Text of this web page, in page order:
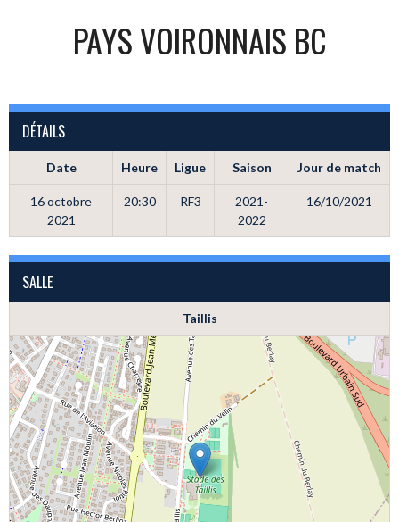
PAYS VOIRONNAIS BC
DÉTAILS
Date Heure Ligue Saison Jour de match
16 octobre
2021
20:30 RF3
2021-
2022
16/10/2021
SALLE
Taillis